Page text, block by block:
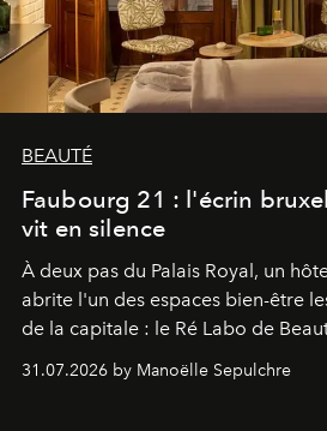
BEAUTÉ
Faubourg 21 : l'écrin
vit en silence
À deux pas du Palais Royal, un
abrite l'un des espaces bien-être
de la capitale : le Ré Labo de
31.07.2026 by Manoëlle Sepulchre